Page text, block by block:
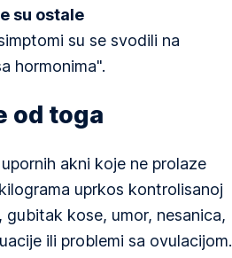
su ostale
su se svodili na
hormonima".
od toga
akni koje ne prolaze
uprkos kontrolisanoj
kose, umor, nesanica,
ili problemi sa ovulacijom.